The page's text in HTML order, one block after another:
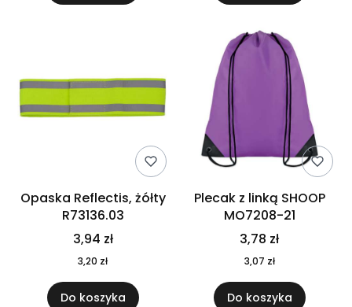
Opaska Reflectis, żółty
R73136.03
3,94 zł
3,20 zł
Do koszyka
Plecak z linką SHOOP
MO7208-21
3,78 zł
3,07 zł
Do koszyka